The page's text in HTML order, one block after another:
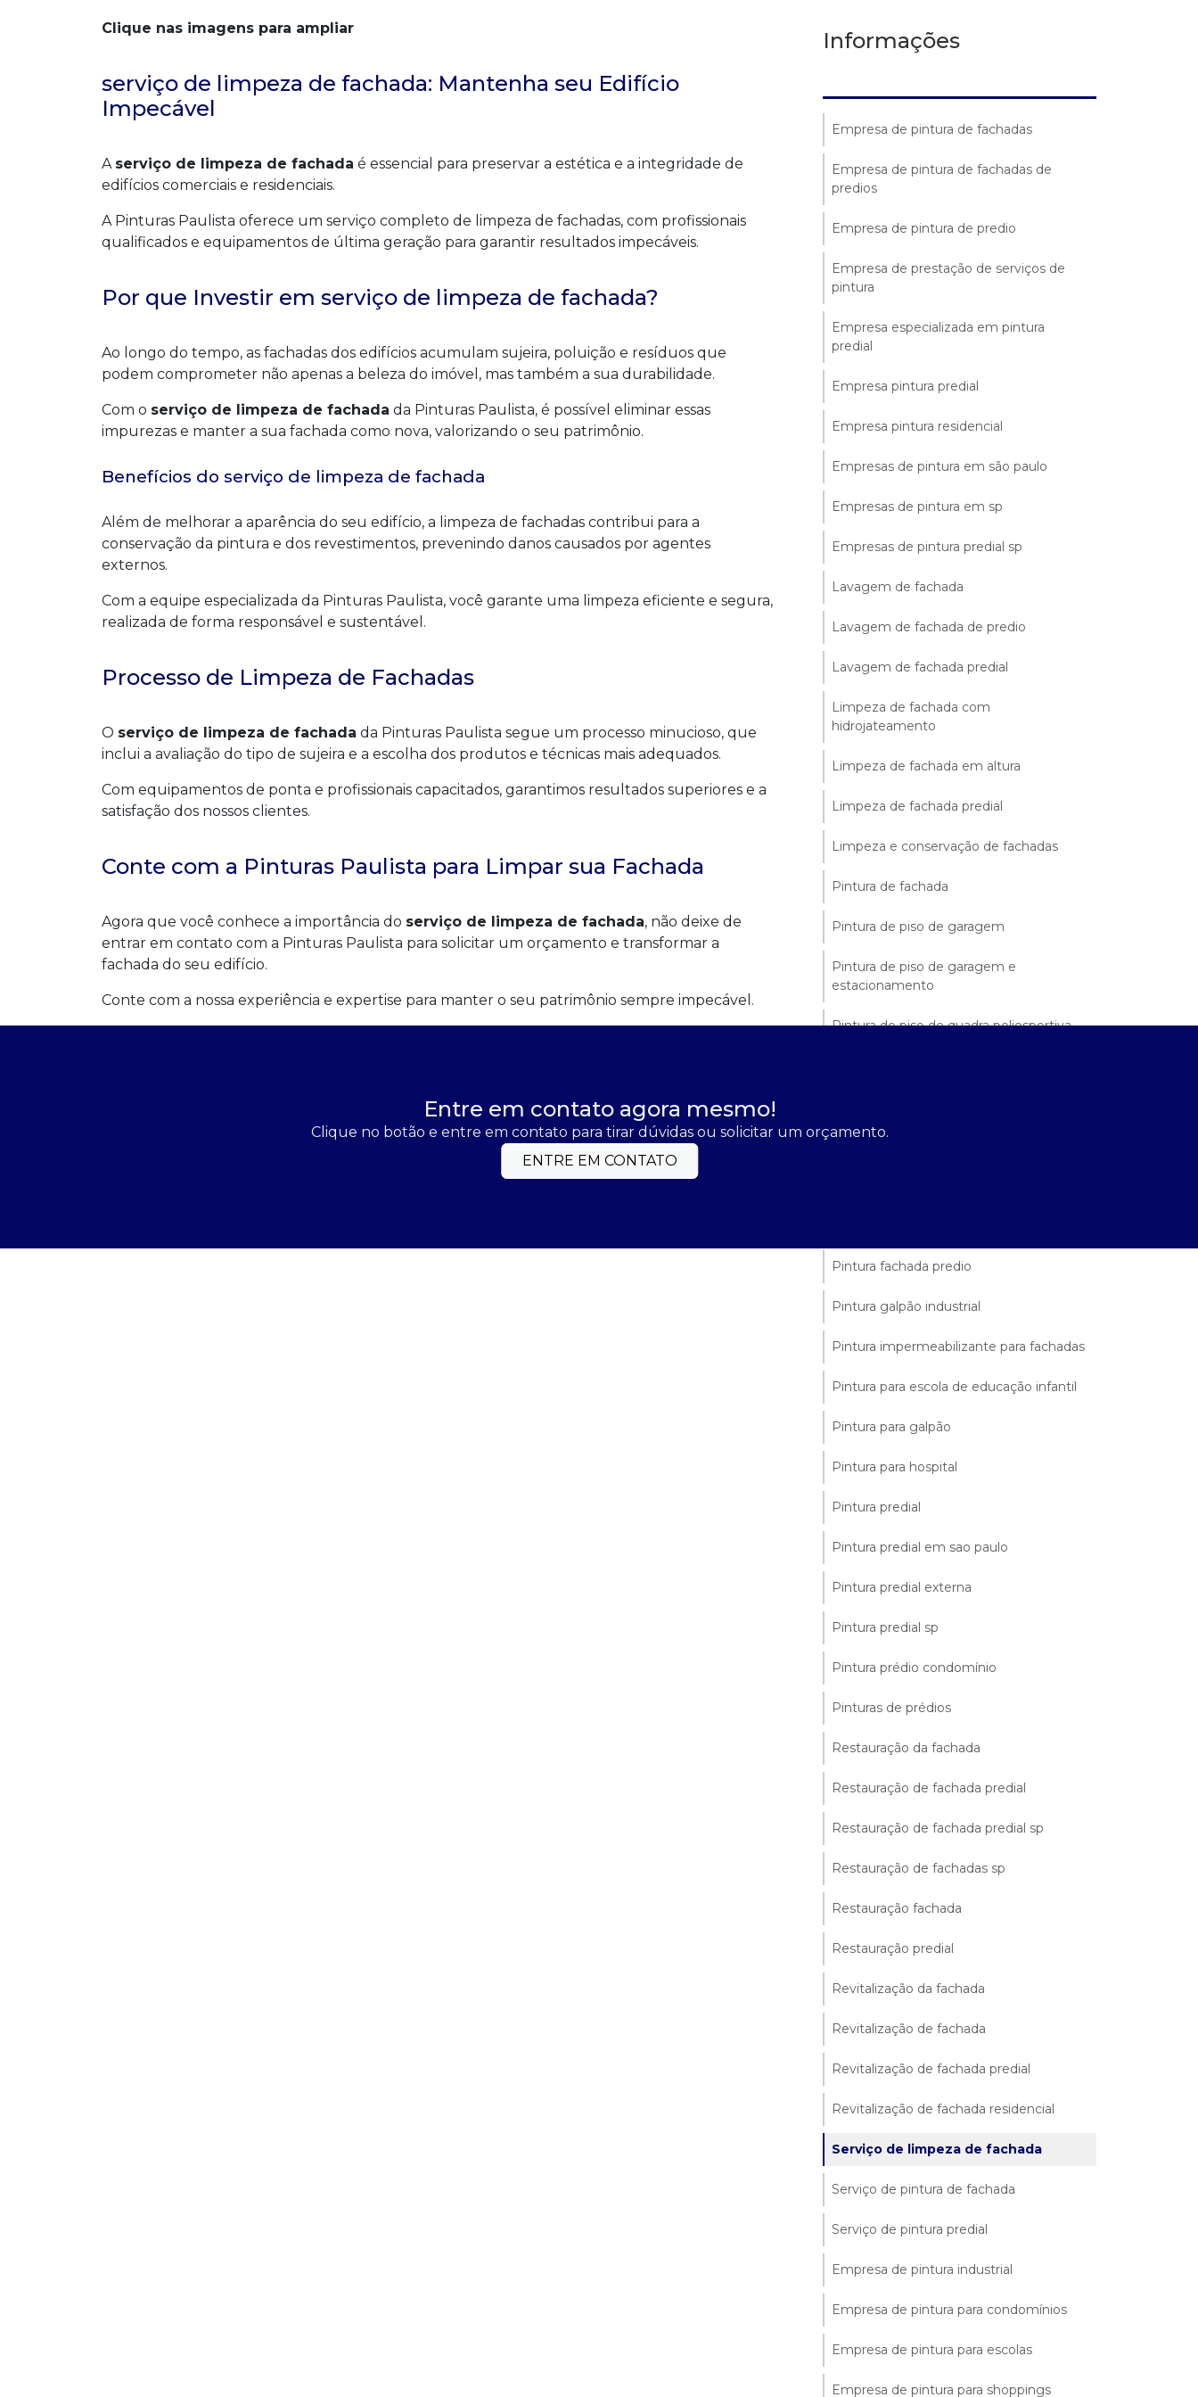
Clique nas imagens para ampliar
serviço de limpeza de fachada: Mantenha seu Edifício
Impecável
A serviço de limpeza de fachada é essencial para preservar a estética e a integridade de
edifícios comerciais e residenciais.
A Pinturas Paulista oferece um serviço completo de limpeza de fachadas, com profissionais
qualificados e equipamentos de última geração para garantir resultados impecáveis.
Por que Investir em serviço de limpeza de fachada?
Ao longo do tempo, as fachadas dos edifícios acumulam sujeira, poluição e resíduos que
podem comprometer não apenas a beleza do imóvel, mas também a sua durabilidade.
Com o serviço de limpeza de fachada da Pinturas Paulista, é possível eliminar essas
impurezas e manter a sua fachada como nova, valorizando o seu patrimônio.
Benefícios do serviço de limpeza de fachada
Além de melhorar a aparência do seu edifício, a limpeza de fachadas contribui para a
conservação da pintura e dos revestimentos, prevenindo danos causados por agentes
externos.
Com a equipe especializada da Pinturas Paulista, você garante uma limpeza eficiente e segura,
realizada de forma responsável e sustentável.
Processo de Limpeza de Fachadas
O serviço de limpeza de fachada da Pinturas Paulista segue um processo minucioso, que
inclui a avaliação do tipo de sujeira e a escolha dos produtos e técnicas mais adequados.
Com equipamentos de ponta e profissionais capacitados, garantimos resultados superiores e a
satisfação dos nossos clientes.
Conte com a Pinturas Paulista para Limpar sua Fachada
Agora que você conhece a importância do serviço de limpeza de fachada, não deixe de
entrar em contato com a Pinturas Paulista para solicitar um orçamento e transformar a
fachada do seu edifício.
Conte com a nossa experiência e expertise para manter o seu patrimônio sempre impecável.
Entre em contato agora mesmo!
Clique no botão e entre em contato para tirar dúvidas ou solicitar um orçamento.
ENTRE EM CONTATO
Informações
Empresa de pintura de fachadas
Empresa de pintura de fachadas de
predios
Empresa de pintura de predio
Empresa de prestação de serviços de
pintura
Empresa especializada em pintura
predial
Empresa pintura predial
Empresa pintura residencial
Empresas de pintura em são paulo
Empresas de pintura em sp
Empresas de pintura predial sp
Lavagem de fachada
Lavagem de fachada de predio
Lavagem de fachada predial
Limpeza de fachada com
hidrojateamento
Limpeza de fachada em altura
Limpeza de fachada predial
Limpeza e conservação de fachadas
Pintura de fachada
Pintura de piso de garagem
Pintura de piso de garagem e
estacionamento
Pintura de piso de quadra poliesportiva
Pintura fachada predio
Pintura galpão industrial
Pintura impermeabilizante para fachadas
Pintura para escola de educação infantil
Pintura para galpão
Pintura para hospital
Pintura predial
Pintura predial em sao paulo
Pintura predial externa
Pintura predial sp
Pintura prédio condomínio
Pinturas de prédios
Restauração da fachada
Restauração de fachada predial
Restauração de fachada predial sp
Restauração de fachadas sp
Restauração fachada
Restauração predial
Revitalização da fachada
Revitalização de fachada
Revitalização de fachada predial
Revitalização de fachada residencial
Serviço de limpeza de fachada
Serviço de pintura de fachada
Serviço de pintura predial
Empresa de pintura industrial
Empresa de pintura para condomínios
Empresa de pintura para escolas
Empresa de pintura para shoppings